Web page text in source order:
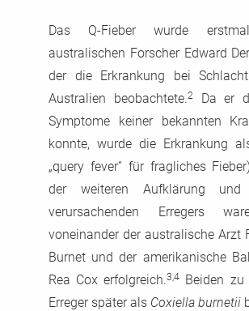
Das Q-Fieber wurde
australischen Forscher Edward
der die Erkrankung bei
Australien beobachtete.2Da er
Symptome keiner bekannten
konnte, wurde die Erkrankung
„query fever“ für fragliches
der weiteren Aufklärung
verursachenden Erregers
voneinander der australische Arzt
Burnet und der amerikanische
Rea Cox erfolgreich.3,4 Beiden zu
Erreger später als Coxiella burnetii